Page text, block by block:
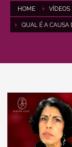
HOME VÍDEOS
QUAL É A CAUSA